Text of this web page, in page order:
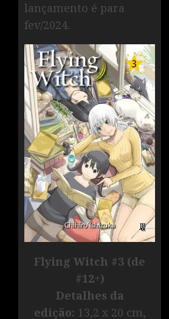
lançamento é para
fev/2024.
Flying Witch #3 (de
#12+)
Detalhes da
edição: 13,2 x 20 cm,